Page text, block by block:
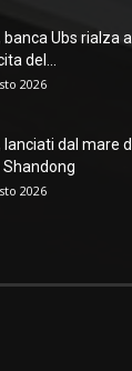
banca Ubs rialza
del...
2026
lanciati dal mare
Shandong
2026